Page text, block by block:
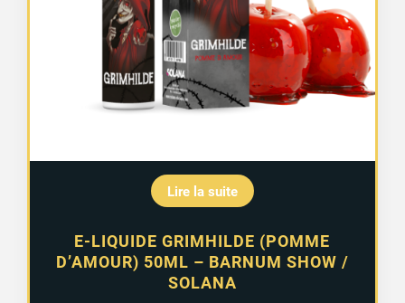
Lire la suite
E-LIQUIDE GRIMHILDE (POMME
D’AMOUR) 50ML – BARNUM SHOW /
SOLANA